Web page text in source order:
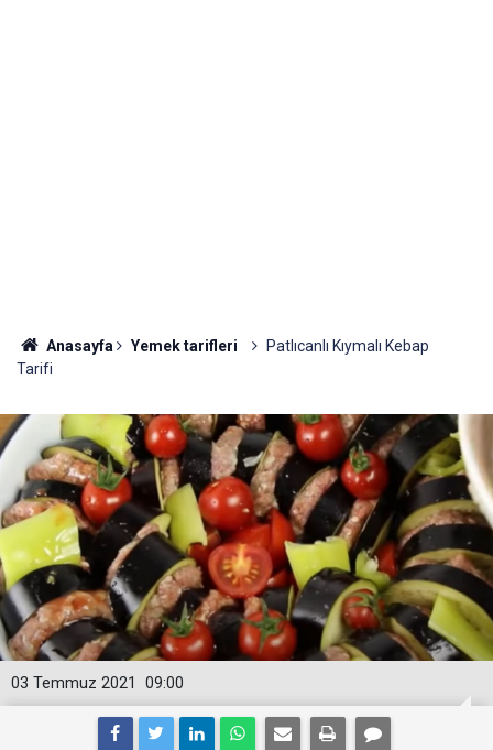
Anasayfa Yemek tarifleri
Patlıcanlı Kıymalı Kebap
Tarifi
09:00
03 Temmuz 2021